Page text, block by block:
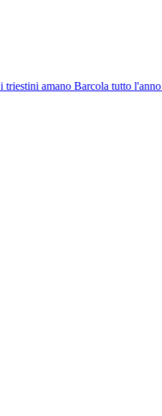
amano Barcola tutto l'anno◆